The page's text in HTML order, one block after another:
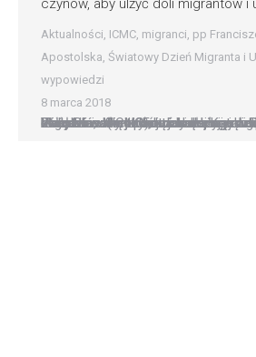
czynów, aby ulżyć doli migrantów i
Aktualności, ICMC, migranci, pp
Apostolska, Światowy Dzień Migranta i
wypowiedzi
8 marca 2018
Państwa winny podjąć bardziej skuteczne i konkretne działania, aby choć trochę złagodzić trudne, często nieludzkie warunki, w jakich żyją migranci i uchodźcy. Zaapelował o to Franciszek w przemówieniu do członków Międzynarodowej Katolickiej Komisji ds. Migrantów (ICMC), których przyjął na audiencji w